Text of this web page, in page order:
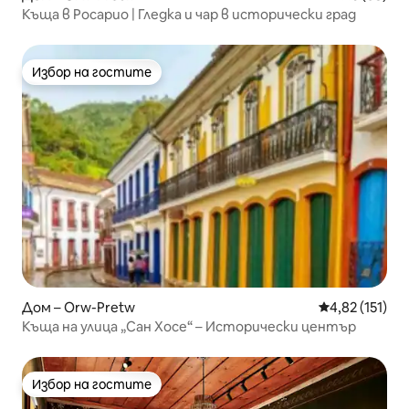
Къща в Росарио | Гледка и чар в исторически град
Избор на гостите
Избор на гостите
Дом – Orw-Pretw Средна
4,82 (151)
Къща на улица „Сан Хосе“ – Исторически център
Избор на гостите
Избор на гостите